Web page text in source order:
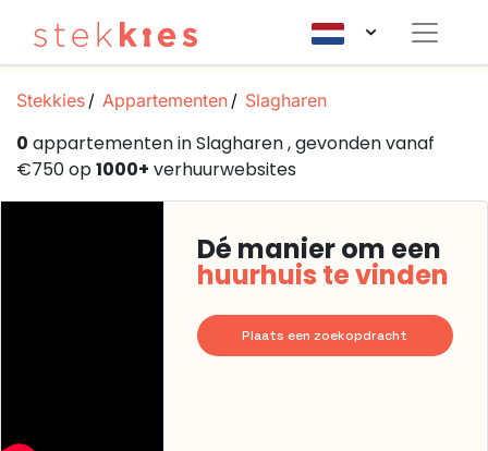
Stekkies Appartementen Slagharen
0 appartementen in Slagharen , gevonden vanaf
€750 op1000+ verhuurwebsites
Dé manier om een
huurhuis te vinden
Plaats een zoekopdracht